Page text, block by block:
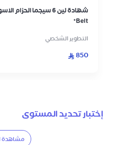
Belt*
التطوير الشخصي
850
إختبار تحديد المستوى
مشاهدة